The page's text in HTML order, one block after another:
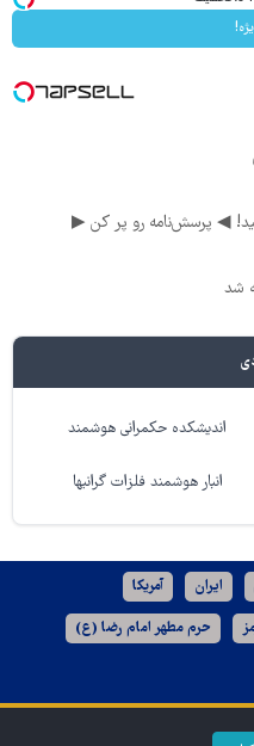
◀ پرسش‌نامه رو پر کن ▶
شد
اندیشکده حکمرانی هوشمند
انبار هوشمند فلزات گرانبها
ایران آمریکا
حرم مطهر امام رضا (ع)